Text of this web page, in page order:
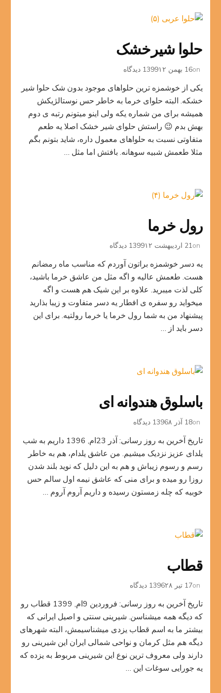
حلوا شیرخشک
on16 بهمن 1399 ۱۲ دیدگاه
شیرخشک
یکی از خوشمزه ترین حلواهای موجود بدون شک حلوا شیر
خشکه. البته حلوای خرما به خاطر حس نوستالژیکش
همیشه برای من شماره یکه ولی اینو میتونم رتبه ی دوم
بهش بدم 😉 راستش حلوای شیر خشک اصلا یه طعم
متفاوتی نسبت به حلواهای معمول داره، شاید بتونم بگم
مثلا طعمش شبیه سوهانه. بافتش اما مثل …
رول خرما
on21 اردیبهشت 1399 ۱۲ دیدگاه
خرما
یه دسر خوشمزه براتون آوردم که مناسب ماه رمضانم
هست. طعمش عالیه و اگه مثل من عاشق خرما باشید،
کلی لذت میبرید. علاوه بر این شیک هم هست و اگه
میخواید رو سفره ی افطار یه دسر متفاوت و زیبا بذارید
پیشنهاد من به شما رول خرما یا خرما رولتیه. برای این
دسر باید از …
باسلوق هندوانه ای
on18 آذر 1396 ۸ دیدگاه
هندوانه
ای
تاریخ آخرین به روز رسانی: آذر 23ام, 1396 داریم به شب
یلدای عزیز نزدیک میشیم. من عاشق یلدام، هم به خاطر
رسم و رسوم زیباش و هم به این دلیل که نوید بلند شدن
روزا رو میده و برای منی که عاشق نیمه اول سالم حس
خوبیه که چله زمستون رسیده و داریم آروم آروم …
قطاب
on17 تیر 1396 ۲۸ دیدگاه
تاریخ آخرین به روز رسانی: فروردین 9ام, 1399 قطاب رو
که دیگه همه میشناسن. شیرینی سنتی و اصیل ایرانی که
بیشتر ما به اسم قطاب یزدی میشناسیمش، البته شهرهای
دیگه هم مثل کرمان و نواحی شمالی ایران این شیرینی رو
دارند ولی معروف ترین نوع این شیرینی مربوط به یزده که
یه جورایی سوغات این …